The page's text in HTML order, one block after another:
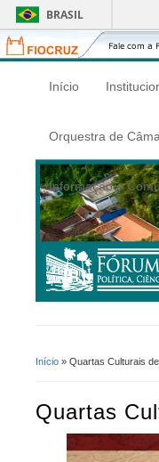
BRASIL
Fiocruz
Fale
com
Fiocruz
Início
Orquestra de
Informação e
Início » Quartas Culturais
Quartas